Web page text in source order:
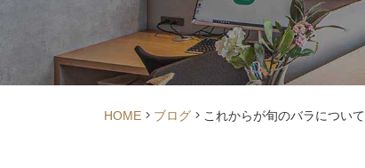
HOME ブログ これからが旬のバラについて